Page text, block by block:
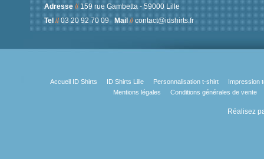
Adresse//159 rue Gambetta - 59000 Lille
Tel//03 20 92 70 09Mail// contact@idshirts.fr
Accueil ID Shirts ID Shirts Lille Personnalisation t-shirt
Impression
Mentions légales
Conditions générales de vente
Réalisez